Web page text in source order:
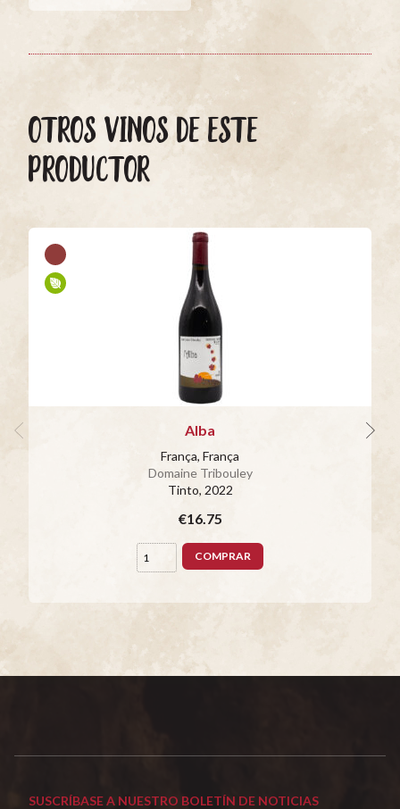
OTROS VINOS DE ESTE
PRODUCTOR
Alba
França, França
Domaine Tribouley
Tinto, 2022
€16.75
COMPRAR
SUSCRÍBASE A NUESTRO BOLETÍN DE NOTICIAS